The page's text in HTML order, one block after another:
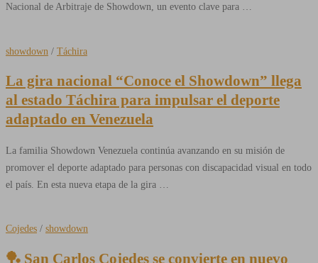
Nacional de Arbitraje de Showdown, un evento clave para …
showdown / Táchira
La gira nacional “Conoce el Showdown” llega
al estado Táchira para impulsar el deporte
adaptado en Venezuela
La familia Showdown Venezuela continúa avanzando en su misión de
promover el deporte adaptado para personas con discapacidad visual en todo
el país. En esta nueva etapa de la gira …
Cojedes / showdown
🏓 San Carlos Cojedes se convierte en nuevo